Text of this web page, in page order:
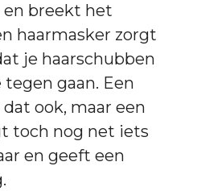
en breekt het
haarmasker zorgt
je haarschubben
gaan. Een
ook, maar een
toch nog net iets
en geeft een